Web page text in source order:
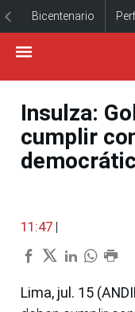
Bicentenario
Insulza:
cumplir
11:47 |
Lima, jul. 15